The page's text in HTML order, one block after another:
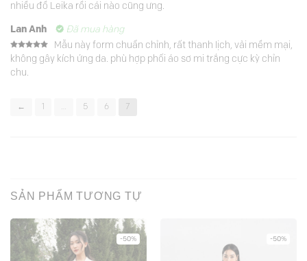
Được xếp
hạng5 5
nhiều đồ Leika rồi cái nào cũng ưng.
Lan Anh Đã mua hàng
Được xếp
hạng 55
sao
Mẫu này form chuẩn chỉnh, rất thanh lịch, vải mềm mại,
không gây kích ứng da. phù hợp phối áo sơ mi trắng cực kỳ chỉn
chu.
← … 5 6 7
SẢN PHẨM TƯƠNG TỰ
-50% -50%